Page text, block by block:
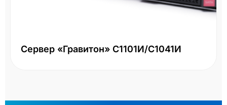
Сервер «Гравитон» С1101И/С1041И